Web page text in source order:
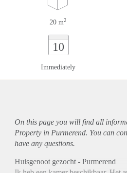
20 m2
10
Immediately
On this page you will find all
Property in Purmerend. You can
have any questions.
Huisgenoot gezocht - Purmerend